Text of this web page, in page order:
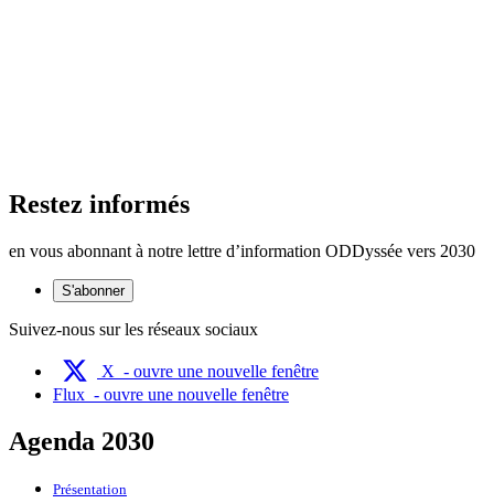
Restez informés
en vous abonnant à notre lettre d’information ODDyssée vers 2030
S'abonner
Suivez-nous sur les réseaux sociaux
X - ouvre une nouvelle fenêtre
Flux - ouvre une nouvelle fenêtre
Agenda 2030
Présentation